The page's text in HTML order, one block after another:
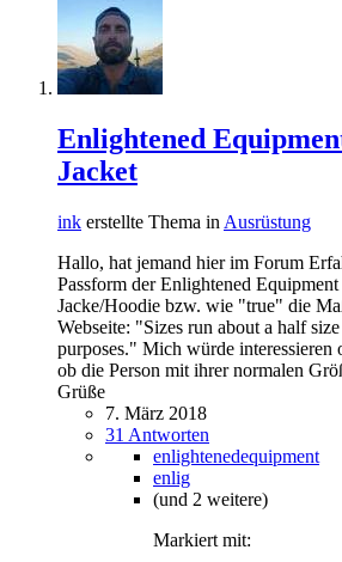
Enlightened
Jacket
ink erstellte Thema in Ausrüstung
Hallo, hat jemand hier im Forum
Passform der Enlightened
Jacke/Hoodie bzw. wie "true" die
Webseite: "Sizes run about a half
purposes." Mich würde interessieren
ob die Person mit ihrer normalen
Grüße
7. März 2018
31 Antworten
enlightenedequipment
enlig
(und 2 weitere)
Markiert mit: